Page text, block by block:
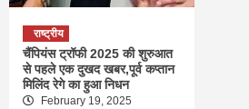
राष्ट्रीय
चैंपियंस ट्रॉफी 2025 की शुरुआत
से पहले एक दुखद खबर,पूर्व कप्तान
मिलिंद रेगे का हुआ निधन
February 19, 2025